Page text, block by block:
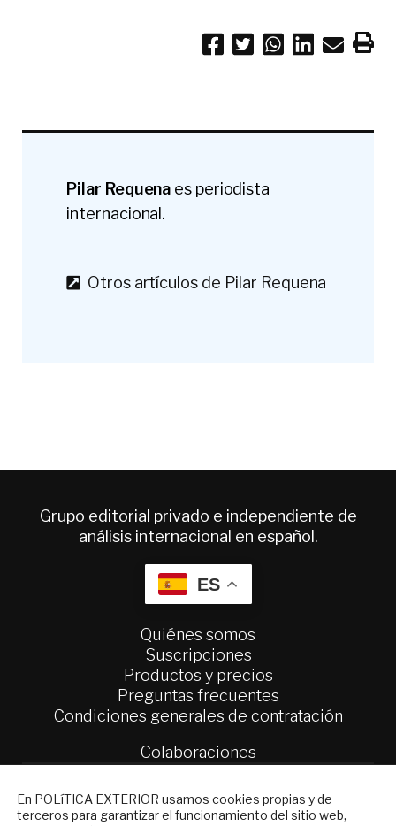
Pilar Requena es periodista
internacional.
Otros artículos de Pilar Requena
Grupo editorial privado e independiente de
análisis internacional en español.
ES
Quiénes somos
Suscripciones
Productos y precios
Preguntas frecuentes
Condiciones generales de contratación
Colaboraciones
Contacto
En POLíTICA EXTERIOR usamos cookies propias y de
terceros para garantizar el funcionamiento del sitio web,
NEWSLETTER
Suscríbase a nuestro boletín electrónico y